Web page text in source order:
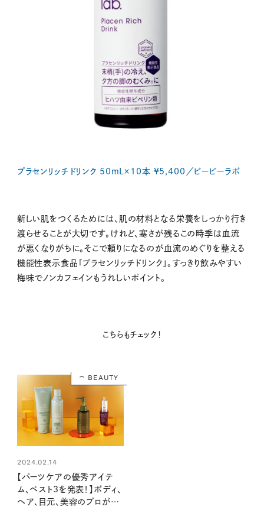
プラセンリッチドリンク 50mL×10本 ¥5,400／ビービーラボ
新しい肌をつくるためには、肌の材料となる栄養をしっかり行き
渡らせることが大切です。けれど、寒さが残るこの時季は血流
が悪くなりがちに。そこで頼りになるのが血流のめぐりを整える
機能性表示食品「プラセンリッチドリンク」。すっきり飲みやすい
梅味でノンカフェインもうれしいポイント。
こちらもチェック！
BEAUTY
2024.02.14
【パーツケアの優秀アイテ
ム、ベスト3を発表！】ボディ、
ヘア、目元、美容のプロが選